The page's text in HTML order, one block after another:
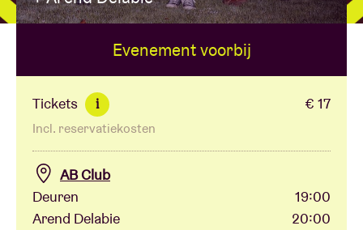
BRDCST
ABtv
Concertcheque
Evenement voorbij
Tickets i € 17
Incl. reservatiekosten
AB Club
Deuren
19:00
Arend Delabie
20:00